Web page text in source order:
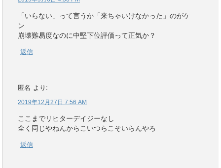
「いらない」って言うか「来ちゃいけなかった」のがケ
ン
崩壊難易度なのに中堅下位評価って正気か？
返信
匿名 より:
2019年12月27日 7:56 AM
ここまでリヒターデイジーなし
全く同じやねんからこいつらこそいらんやろ
返信